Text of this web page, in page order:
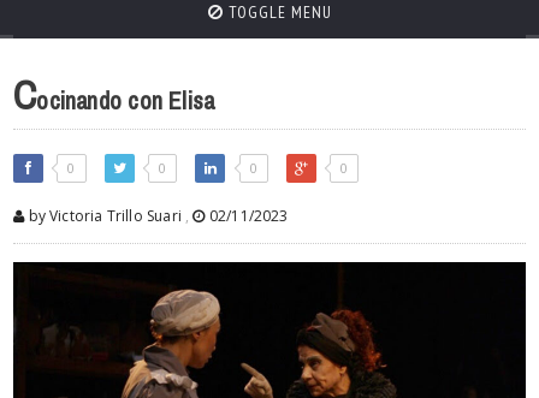
TOGGLE MENU
Cocinando con Elisa
0 0 0 0
by Victoria Trillo Suari , 02/11/2023